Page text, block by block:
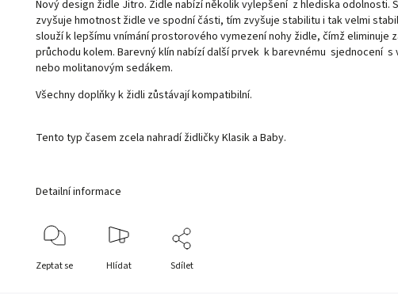
Nový design židle Jitro. Židle nabízí několik vylepšení z hlediska odolnosti.
zvyšuje hmotnost židle ve spodní části, tím zvyšuje stabilitu i tak velmi
slouží k lepšímu vnímání prostorového vymezení nohy židle, čímž eliminuje
průchodu kolem. Barevný klín nabízí další prvek k barevnému sjednocení s
nebo molitanovým sedákem.
Všechny doplňky k židli zůstávají kompatibilní.
Tento typ časem zcela nahradí židličky Klasik a Baby.
Detailní informace
Zeptat se Hlídat Sdílet